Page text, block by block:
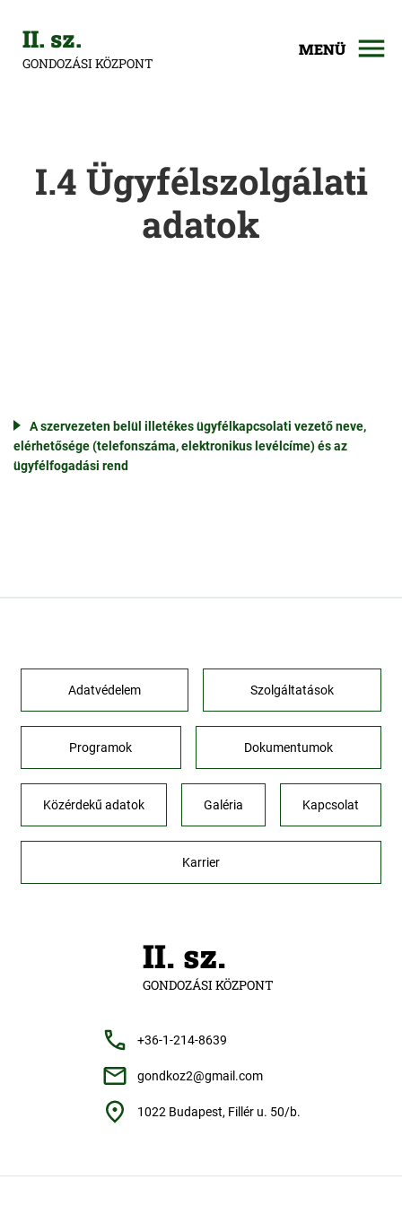
II. sz.
GONDOZÁSI KÖZPONT
MENÜ
I.4 Ügyfélszolgálati
adatok
A szervezeten belül illetékes ügyfélkapcsolati vezető neve,
elérhetősége (telefonszáma, elektronikus levélcíme) és az
ügyfélfogadási rend
II. sz.
GONDOZÁSI KÖZPONT
+36-1-214-8639
gondkoz2@gmail.com
1022 Budapest, Fillér u. 50/b.
Adatvédelem Szolgáltatások
Programok Dokumentumok
Közérdekű adatok Galéria Kapcsolat
Karrier